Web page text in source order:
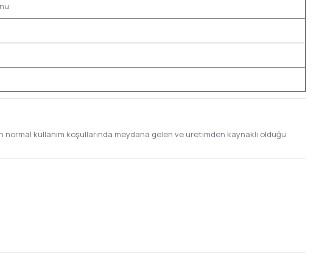
normal kullanım koşullarında meydana gelen ve üretimden kaynaklı olduğu